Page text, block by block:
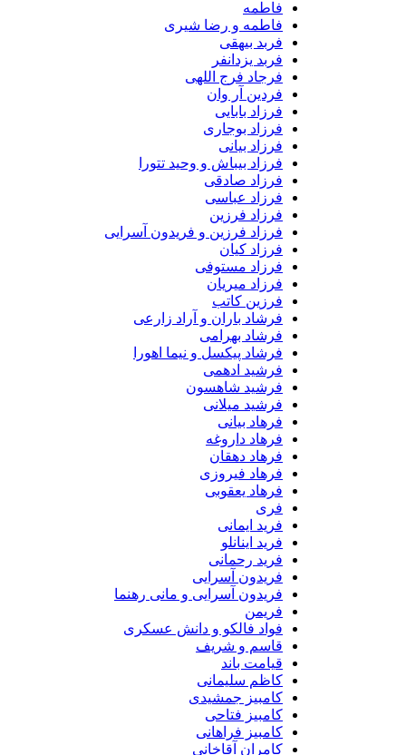
فاطمه و رضا شیری
فربد بیهقی
فربد یزدانفر
فرجاد فرج اللهی
فردین آر وان
فرزاد بابایی
فرزاد بوجاری
فرزاد بیانی
فرزاد بیباش و وحید تتورا
فرزاد صادقی
فرزاد عباسی
فرزاد فرزین
فرزاد فرزین و فریدون آسرایی
فرزاد کیان
فرزاد مستوفی
فرزاد میریان
فرزین کاتب
فرشاد باران و آراد زارعی
فرشاد بهرامی
فرشاد پیکسل و نیما اهورا
فرشید ادهمی
فرشید شاهسون
فرشید میلانی
فرهاد بیانی
فرهاد داروغه
فرهاد دهقان
فرهاد فیروزی
فرهاد یعقوبی
فرید ایمانی
فرید اینانلو
فرید رحمانی
فریدون آسرایی
فریدون آسرایی و مانی رهنما
فواد فالکو و دانش عسکری
قاسم و شریف
قیامت باند
کاظم سلیمانی
کامبیز جمشیدی
کامبیز فتاحی
کامبیز فراهانی
کامران آقاخانی